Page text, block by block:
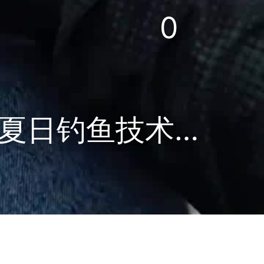
0
站起来好了，全是鱼# 海钓 # 路亚# 夏日钓鱼技术大赏